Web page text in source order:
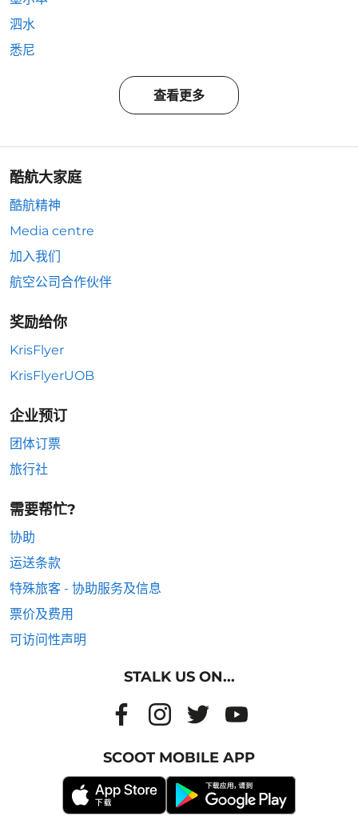
泗水
悉尼
查看更多
酷航大家庭
酷航精神
Media centre
加入我们
航空公司合作伙伴
奖励给你
KrisFlyer
KrisFlyerUOB
企业预订
团体订票
旅行社
需要帮忙?
协助
运送条款
特殊旅客 - 协助服务及信息
票价及费用
可访问性声明
STALK US ON...
SCOOT MOBILE APP